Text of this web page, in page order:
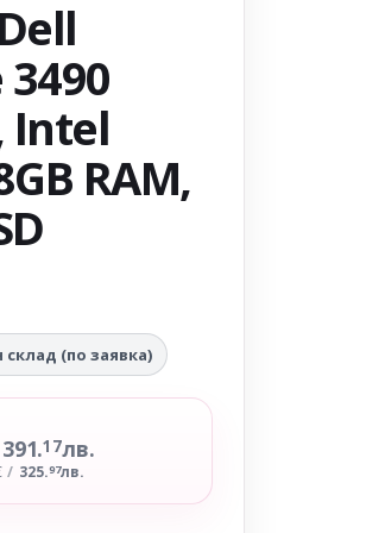
Intel
RAM,
(по заявка)
391.17лв.
/ 325.97лв.